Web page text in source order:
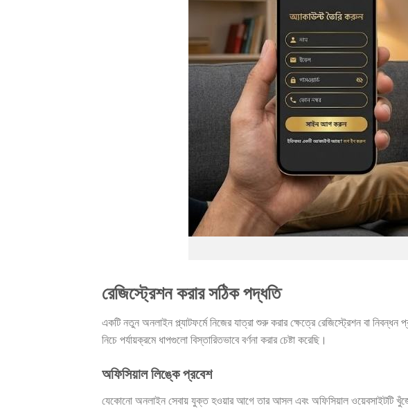
রেজিস্ট্রেশন করার সঠিক পদ্ধতি
একটি নতুন অনলাইন প্ল্যাটফর্মে নিজের যাত্রা শুরু করার ক্ষেত্রে রেজিস্ট্রেশন বা
নিচে পর্যায়ক্রমে ধাপগুলো বিস্তারিতভাবে বর্ণনা করার চেষ্টা করেছি।
অফিসিয়াল লিঙ্কে প্রবেশ
যেকোনো অনলাইন সেবায় যুক্ত হওয়ার আগে তার আসল এবং অফিসিয়াল ওয়েবসাইটটি খুঁজে